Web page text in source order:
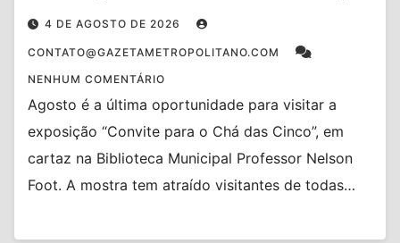
4 DE AGOSTO DE 2026
CONTATO@GAZETAMETROPOLITANO.COM
NENHUM COMENTÁRIO
Agosto é a última oportunidade para visitar a
exposição “Convite para o Chá das Cinco”, em
cartaz na Biblioteca Municipal Professor Nelson
Foot. A mostra tem atraído visitantes de todas…